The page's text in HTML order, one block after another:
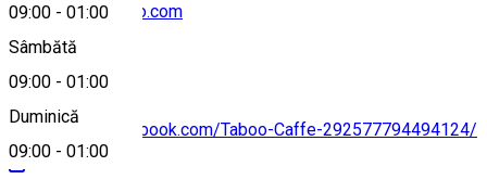
09:00 - 01:00
Sâmbătă
09:00 - 01:00
Duminică
09:00 - 01:00
cafetaboo@yahoo.com
https://www.facebook.com/Taboo-Caffe-292577794494124/